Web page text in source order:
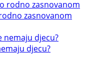
zasnovanom
djecu?